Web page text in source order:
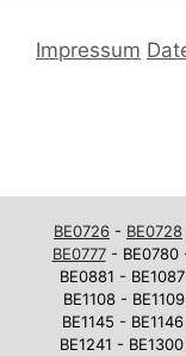
Impressum
BE0726 - BE0728
BE0777- BE0780
BE0881 -
BE1108 -
BE1145 -
BE1241 -